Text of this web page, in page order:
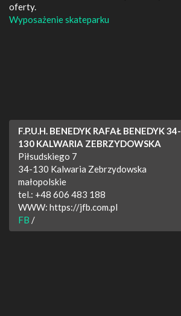
oferty.
Wyposażenie skateparku
F.P.U.H. BENEDYK RAFAŁ BENEDYK 34-
130 KALWARIA ZEBRZYDOWSKA
Piłsudskiego 7
34-130 Kalwaria Zebrzydowska
małopolskie
tel.: +48 606 483 188
WWW: https://jfb.com.pl
FB /